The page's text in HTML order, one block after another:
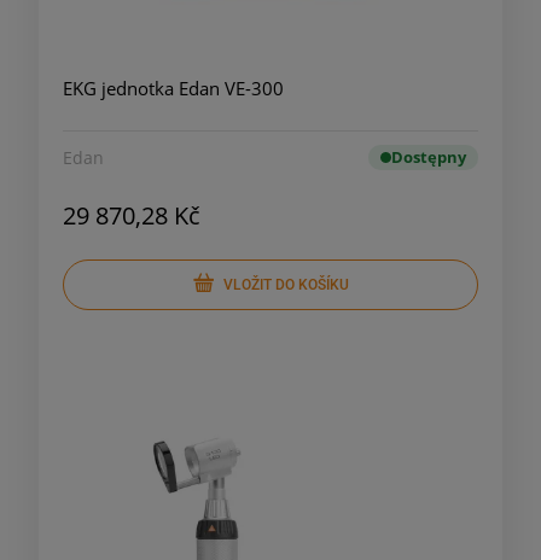
EKG jednotka Edan VE-300
Edan Dostępny
29 870,28 Kč
VLOŽIT DO KOŠÍKU